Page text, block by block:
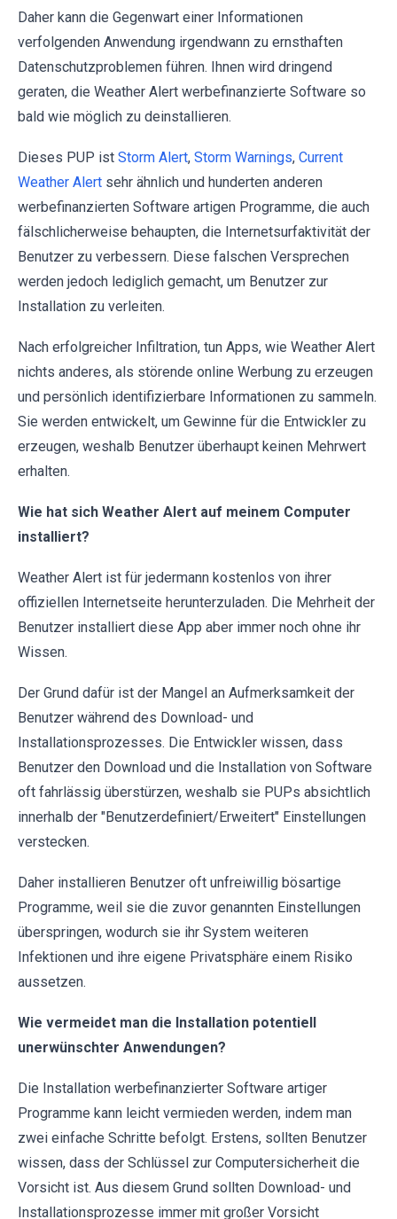
Daher kann die Gegenwart einer Informationen
verfolgenden Anwendung irgendwann zu ernsthaften
Datenschutzproblemen führen. Ihnen wird dringend
geraten, die Weather Alert werbefinanzierte Software so
bald wie möglich zu deinstallieren.
Dieses PUP ist Storm Alert, Storm Warnings, Current
Weather Alert sehr ähnlich und hunderten anderen
werbefinanzierten Software artigen Programme, die auch
fälschlicherweise behaupten, die Internetsurfaktivität der
Benutzer zu verbessern. Diese falschen Versprechen
werden jedoch lediglich gemacht, um Benutzer zur
Installation zu verleiten.
Nach erfolgreicher Infiltration, tun Apps, wie Weather Alert
nichts anderes, als störende online Werbung zu erzeugen
und persönlich identifizierbare Informationen zu sammeln.
Sie werden entwickelt, um Gewinne für die Entwickler zu
erzeugen, weshalb Benutzer überhaupt keinen Mehrwert
erhalten.
Wie hat sich Weather Alert auf meinem Computer
installiert?
Weather Alert ist für jedermann kostenlos von ihrer
offiziellen Internetseite herunterzuladen. Die Mehrheit der
Benutzer installiert diese App aber immer noch ohne ihr
Wissen.
Der Grund dafür ist der Mangel an Aufmerksamkeit der
Benutzer während des Download- und
Installationsprozesses. Die Entwickler wissen, dass
Benutzer den Download und die Installation von Software
oft fahrlässig überstürzen, weshalb sie PUPs absichtlich
innerhalb der "Benutzerdefiniert/Erweitert" Einstellungen
verstecken.
Daher installieren Benutzer oft unfreiwillig bösartige
Programme, weil sie die zuvor genannten Einstellungen
überspringen, wodurch sie ihr System weiteren
Infektionen und ihre eigene Privatsphäre einem Risiko
aussetzen.
Wie vermeidet man die Installation potentiell
unerwünschter Anwendungen?
Die Installation werbefinanzierter Software artiger
Programme kann leicht vermieden werden, indem man
zwei einfache Schritte befolgt. Erstens, sollten Benutzer
wissen, dass der Schlüssel zur Computersicherheit die
Vorsicht ist. Aus diesem Grund sollten Download- und
Installationsprozesse immer mit großer Vorsicht